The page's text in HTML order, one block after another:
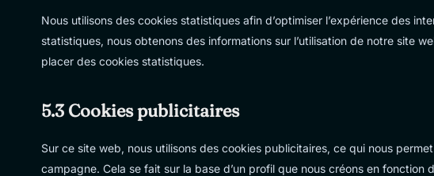
Nous utilisons des cookies statistiques afin d’optimiser l’expérience des
statistiques, nous obtenons des informations sur l’utilisation de notre site
placer des cookies statistiques.
5.3 Cookies publicitaires
Sur ce site web, nous utilisons des cookies publicitaires, ce qui nous
campagne. Cela se fait sur la base d’un profil que nous créons en fonction